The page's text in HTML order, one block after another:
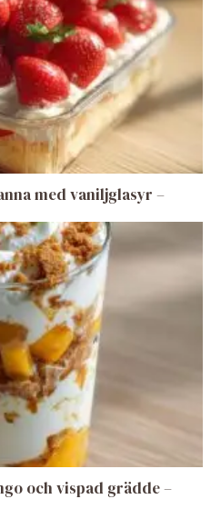
med vaniljglasyr –
och vispad grädde –